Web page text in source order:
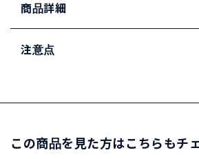
商品詳細
注意点
この商品を見た方はこちらもチ